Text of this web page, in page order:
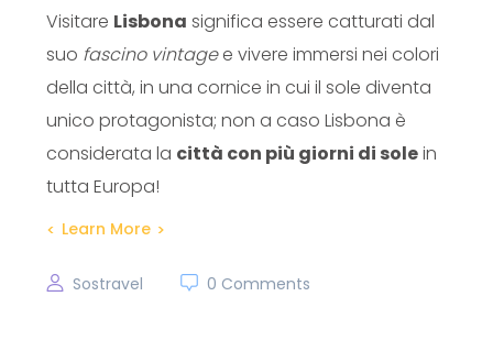
Visitare Lisbona significa essere catturati dal
suo fascino vintagee vivere immersi nei colori
della città, in una cornice in cui il sole diventa
unico protagonista; non a caso Lisbona è
considerata la città con più giorni di solein
tutta Europa!
Learn More
Sostravel 0 Comments